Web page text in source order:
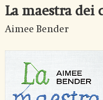
La maestra dei
Aimee Bender